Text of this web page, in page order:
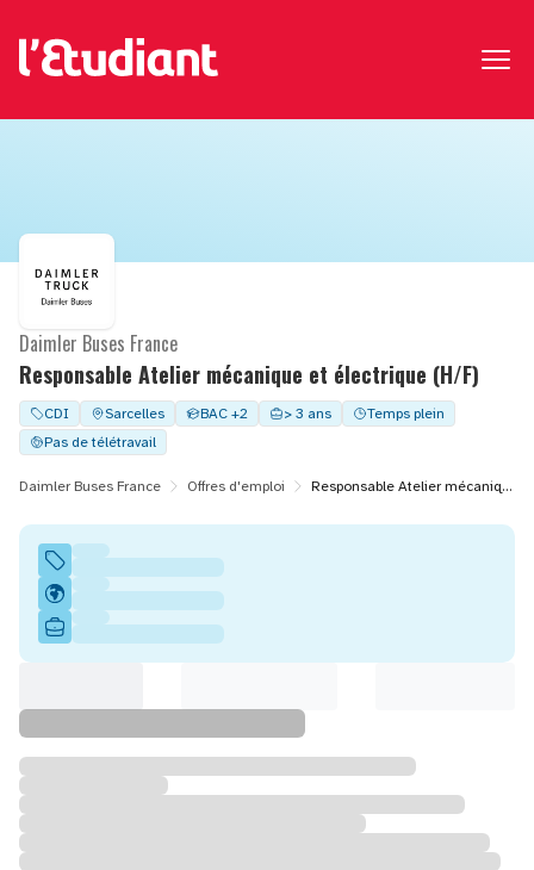
Responsable Atelier mécanique et électrique (H/F)
Daimler Buses France
CDI Sarcelles BAC +2 > 3 ans
Temps plein
Pas de télétravail
Daimler Buses France Offres d'emploi Responsable Atelier mécanique et électrique (H/F)